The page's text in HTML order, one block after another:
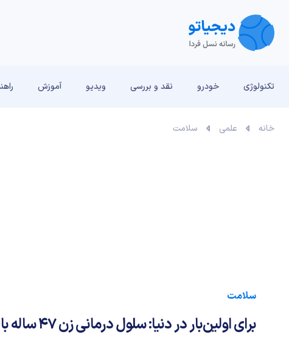
تکنولوژی خودرو نقد و بررسی‌ ویدیو آموزش
خانه علمی سلامت
سلامت
برای اولین‌بار در